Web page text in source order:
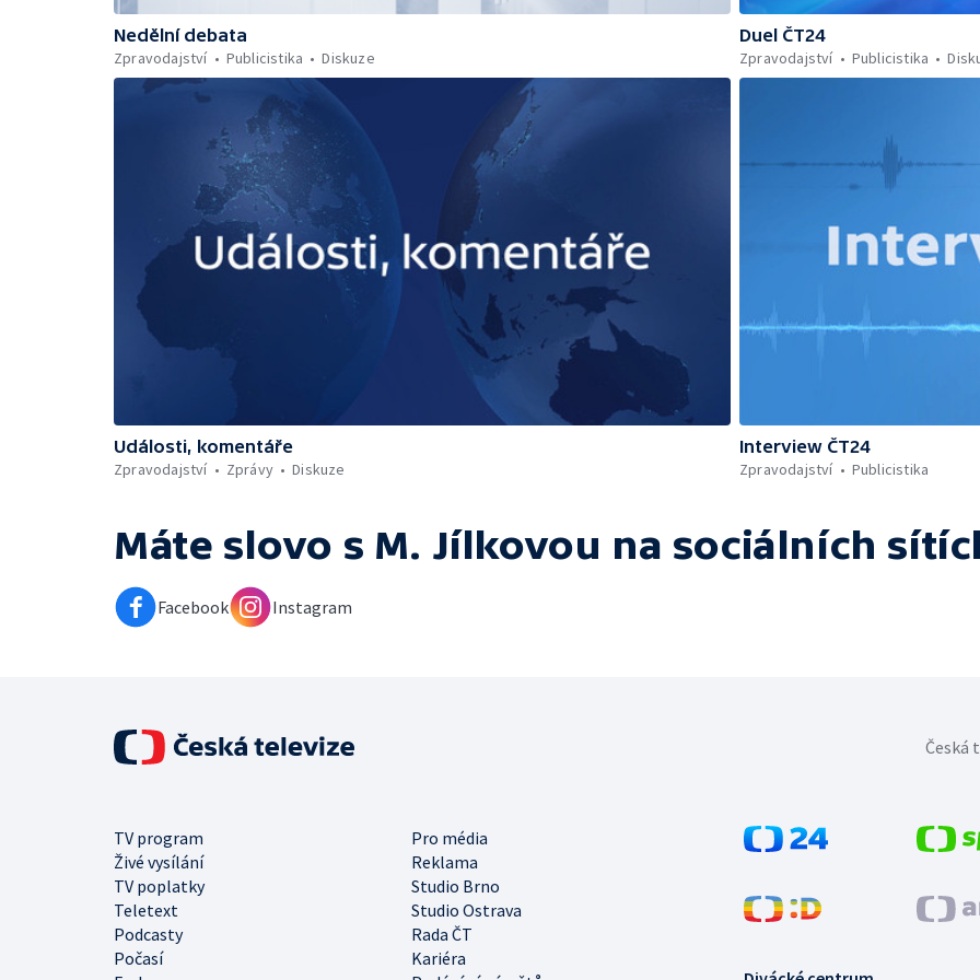
Nedělní debata
Zpravodajství
Publicistika Diskuze
Duel ČT24
Zpravodajství
Publicistika
Události, komentáře
Zpravodajství
Zprávy Diskuze
Interview ČT24
Zpravodajství
Publicistika
Máte slovo s M. Jílkovou na sociálních
Facebook Instagram
TV program
Pro média
Živé vysílání
Reklama
TV poplatky
Studio Brno
Teletext
Studio Ostrava
Podcasty
Rada ČT
Počasí
Kariéra
Česká